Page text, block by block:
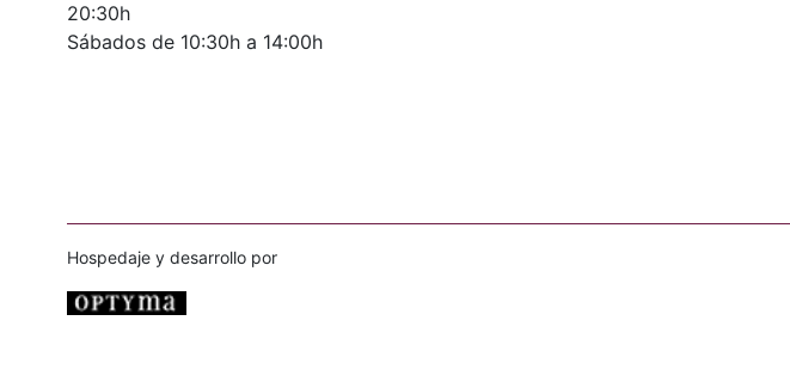
20:30h
Sábados de 10:30h a 14:00h
Hospedaje y desarrollo por